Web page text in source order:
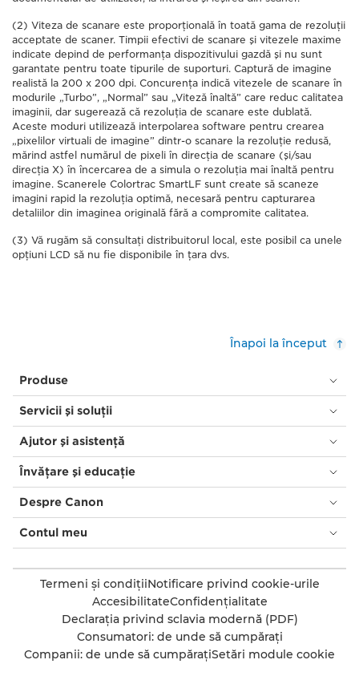
(2) Viteza de scanare este proporţională în toată gama de rezoluţii
acceptate de scaner. Timpii efectivi de scanare şi vitezele maxime
indicate depind de performanţa dispozitivului gazdă şi nu sunt
garantate pentru toate tipurile de suporturi. Captură de imagine
realistă la 200 x 200 dpi. Concurenţa indică vitezele de scanare în
modurile „Turbo”, „Normal” sau „Viteză înaltă” care reduc calitatea
imaginii, dar sugerează că rezoluţia de scanare este dublată.
Aceste moduri utilizează interpolarea software pentru crearea
„pixelilor virtuali de imagine” dintr-o scanare la rezoluţie redusă,
mărind astfel numărul de pixeli în direcţia de scanare (şi/sau
direcţia X) în încercarea de a simula o rezoluţia mai înaltă pentru
imagine. Scanerele Colortrac SmartLF sunt create să scaneze
imagini rapid la rezoluţia optimă, necesară pentru capturarea
detaliilor din imaginea originală fără a compromite calitatea.
(3) Vă rugăm să consultaţi distribuitorul local, este posibil ca unele
opţiuni LCD să nu fie disponibile în ţara dvs.
Înapoi la început
Produse
Servicii şi soluţii
Ajutor şi asistenţă
Învăţare şi educaţie
Despre Canon
Contul meu
Termeni şi condiţiiNotificare privind cookie-urile
AccesibilitateConfidenţialitate
Declaraţia privind sclavia modernă (PDF)
Consumatori: de unde să cumpăraţi
Companii: de unde să cumpăraţiSetări module cookie